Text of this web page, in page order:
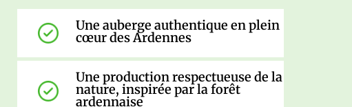
Une auberge authentique en plein
cœur des Ardennes
Une production respectueuse de la
nature, inspirée par la forêt
ardennaise